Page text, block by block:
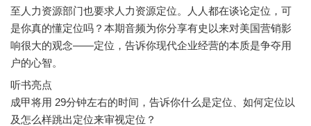
至人力资源部门也要求人力资源定位。人人都在谈论定位，可
是你真的懂定位吗？本期音频为你分享有史以来对美国营销影
响很大的观念——定位，告诉你现代企业经营的本质是争夺用
听书亮点
成甲将用 29分钟左右的时间，告诉你什么是定位、如何定位以
及怎么样跳出定位来审视定位？